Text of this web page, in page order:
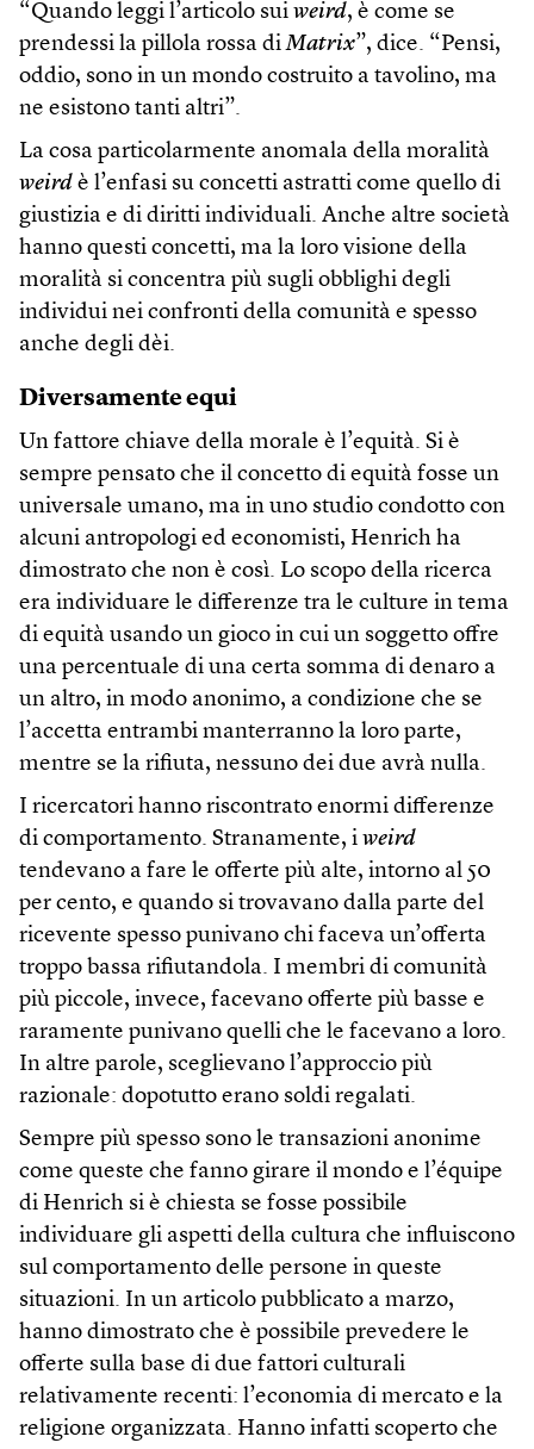
“Quando leggi l’articolo sui weird, è come se
prendessi la pillola rossa diMatrix”, dice. “Pensi,
oddio, sono in un mondo costruito a tavolino, ma
ne esistono tanti altri”.
La cosa particolarmente anomala della moralità
weird è l’enfasi su concetti astratti come quello di
giustizia e di diritti individuali. Anche altre società
hanno questi concetti, ma la loro visione della
moralità si concentra più sugli obblighi degli
individui nei confronti della comunità e spesso
anche degli dèi.
Diversamente equi
Un fattore chiave della morale è l’equità. Si è
sempre pensato che il concetto di equità fosse un
universale umano, ma in uno studio condotto con
alcuni antropologi ed economisti, Henrich ha
dimostrato che non è così. Lo scopo della ricerca
era individuare le differenze tra le culture in tema
di equità usando un gioco in cui un soggetto offre
una percentuale di una certa somma di denaro a
un altro, in modo anonimo, a condizione che se
l’accetta entrambi manterranno la loro parte,
mentre se la rifiuta, nessuno dei due avrà nulla.
I ricercatori hanno riscontrato enormi differenze
di comportamento. Stranamente, i weird
tendevano a fare le offerte più alte, intorno al 50
per cento, e quando si trovavano dalla parte del
ricevente spesso punivano chi faceva un’offerta
troppo bassa rifiutandola. I membri di comunità
più piccole, invece, facevano offerte più basse e
raramente punivano quelli che le facevano a loro.
In altre parole, sceglievano l’approccio più
razionale: dopotutto erano soldi regalati.
Sempre più spesso sono le transazioni anonime
come queste che fanno girare il mondo e l’équipe
di Henrich si è chiesta se fosse possibile
individuare gli aspetti della cultura che influiscono
sul comportamento delle persone in queste
situazioni. In un articolo pubblicato a marzo,
hanno dimostrato che è possibile prevedere le
offerte sulla base di due fattori culturali
relativamente recenti: l’economia di mercato e la
religione organizzata. Hanno infatti scoperto che